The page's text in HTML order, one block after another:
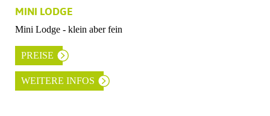
MINI LODGE
Mini Lodge - klein aber fein
PREISE
WEITERE INFOS